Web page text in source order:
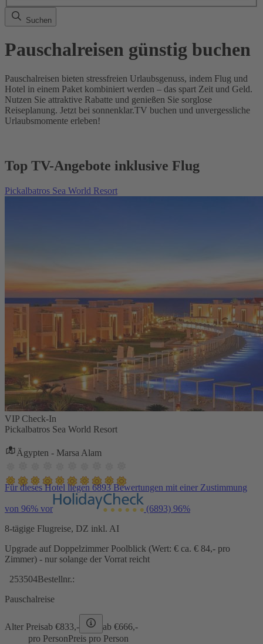
Suchen
Pauschalreisen günstig buchen
Pauschalreisen bieten stressfreien Urlaubsgenuss, indem Flug und
Hotel in einem Paket kombiniert werden – das spart Zeit und Geld.
Nutzen Sie attraktive Rabatte und genießen Sie sorglose
Reiseplanung. Jetzt bei sonnenklar.TV buchen und unvergessliche
Urlaubsmomente erleben!
Top TV-Angebote inklusive Flug
Pickalbatros Sea World Resort
VIP Check-In
Pickalbatros Sea World Resort
Ägypten - Marsa Alam
Für dieses Hotel liegen 6893 Bewertungen mit einer Zustimmung
von 96% vor (6893) 96%
8-tägige Flugreise, DZ inkl. AI
Upgrade auf Doppelzimmer Poolblick (Wert: € ca. € 84,- pro
Zimmer) - nur solange der Vorrat reicht
253504Bestellnr.:
Pauschalreise
Alter Preisab €833,- ab €666,-
pro PersonPreis pro Person